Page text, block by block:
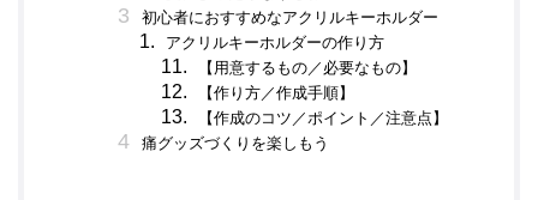
初心者におすすめなアクリルキーホルダー
アクリルキーホルダーの作り方
【用意するもの／必要なもの】
【作り方／作成手順】
【作成のコツ／ポイント／注意点】
痛グッズづくりを楽しもう